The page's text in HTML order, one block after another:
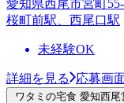
愛知県西尾市宮町55-
桜町前駅、西尾口駅
未経験OK
詳細を見る 応募画
ワタミの宅食 愛知西